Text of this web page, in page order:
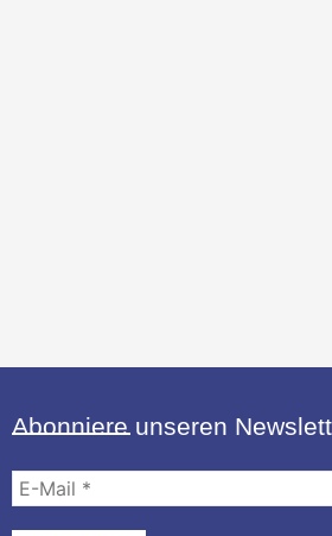
Abonniere unseren
Mail